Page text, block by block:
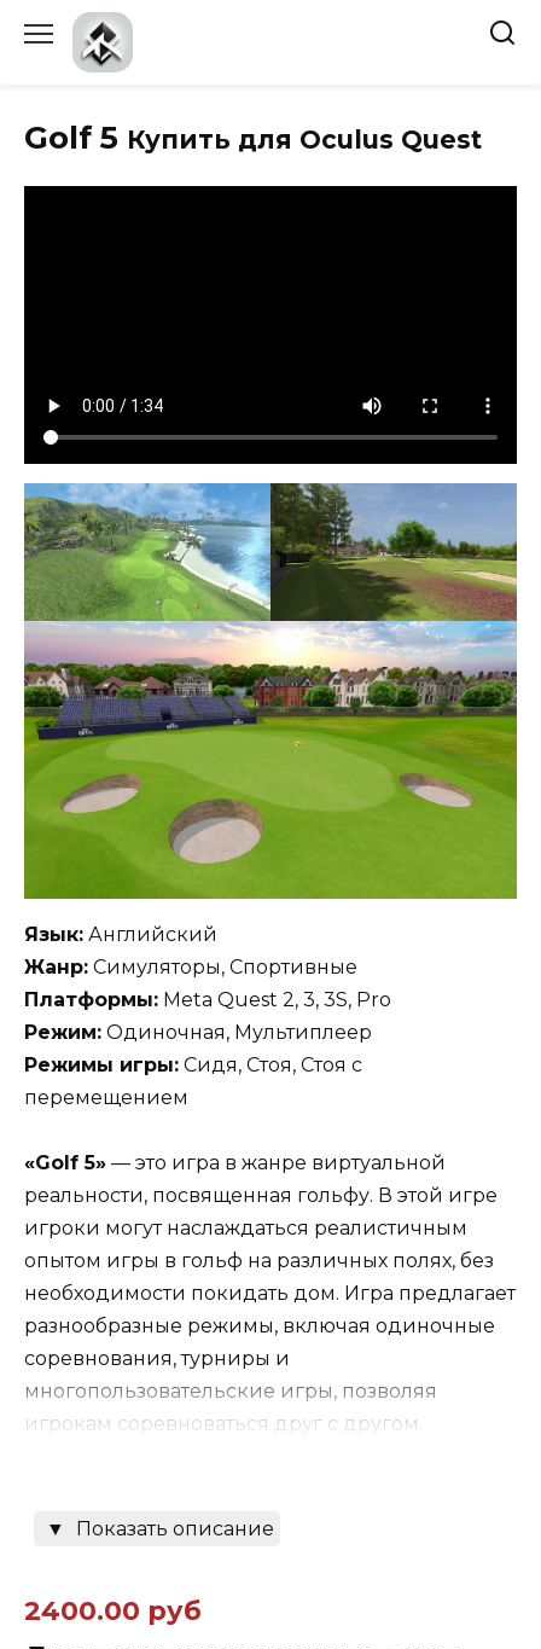
Перейти
содержанию
Golf 5 Купить для Oculus Quest
Язык: Английский
Жанр: Симуляторы, Спортивные
Платформы: Meta Quest 2, 3, 3S, Pro
Режим: Одиночная, Мультиплеер
Режимы игры: Сидя, Стоя, Стоя с
перемещением
«Golf 5» — это игра в жанре виртуальной
реальности, посвященная гольфу. В этой игре
игроки могут наслаждаться реалистичным
опытом игры в гольф на различных полях, без
необходимости покидать дом. Игра предлагает
разнообразные режимы, включая одиночные
соревнования, турниры и
многопользовательские игры, позволяя
игрокам соревноваться друг с другом.
Основные механики «Golf 5» позволяют
ощущение настоящего удара по мячу. Игроки
▼ Показать описание
2400.00 руб